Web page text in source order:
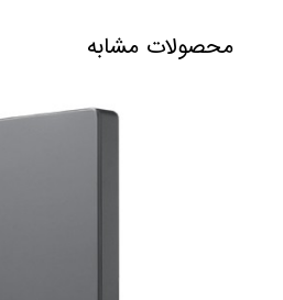
محصولات مشابه